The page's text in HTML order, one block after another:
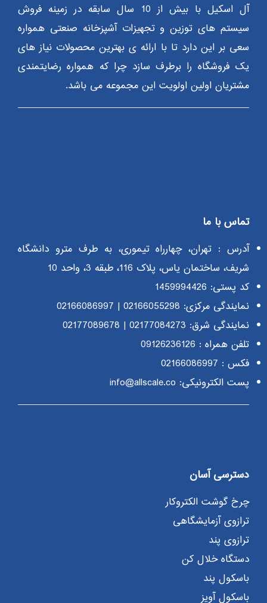
آل اسکیل با بیش از 10 سال سابقه در زمینه فروش
سیستم های توزین و تجهیزات آشپزخانه صنعتی همواره
سعی بر این دارد تا با ارائه ی بهترین محصولات نیاز های
یک فروشگاه را برطرف سازد چرا که همواره رضایتمندی
مشتریان اولین اولویت این مجموعه می باشد.
تماس با ما
آدرس : تهران، چهارراه تیموری، به طرف مترو دانشگاه
شریف، ساختمان یاس، پلاک 116، طبقه 3، واحد 10
کد پستی: 1459994426
نمایندگی مرکزی: 02166055298
|
02166086997
نمایندگی شرق: 02177084273
|
02177089678
تلفن همراه : 09126236126
فکس : 02166086997
پست الکترونیکی: info@allscale.co
دسترسی آسان
چرخ گوشت الکتروکار
ترازوی آزمایشگاهی
ترازوی پند
دستگاه خلال کن
باسکول پند
باسکول آویز